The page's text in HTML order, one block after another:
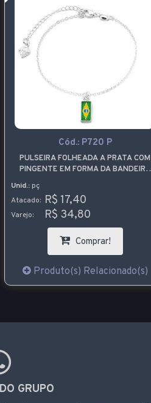
Cód.: P720 P
PULSEIRA FOLHEADA A PRATA COM
PINGENTE EM FORMA DA BANDEIRA
Unid.: pç
Atacado: R$ 17,40
Varejo: R$ 34,80
Comprar!
Produto(s) Relacionado(s)
GRUPO